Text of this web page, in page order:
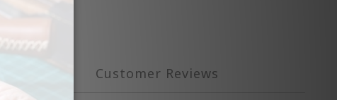
Customer Reviews